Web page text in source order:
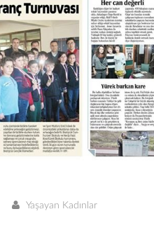
Yaşayan Kadınlar